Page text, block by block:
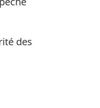
des